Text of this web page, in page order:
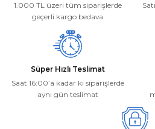
Bu ürüne benzer farklı alternatifler
1.000 TL üzeri tüm siparişlerde
geçerli kargo bedava
Süper Hızlı Teslimat
Saat 16:00’a kadar ki siparişlerde
aynı gün teslimat